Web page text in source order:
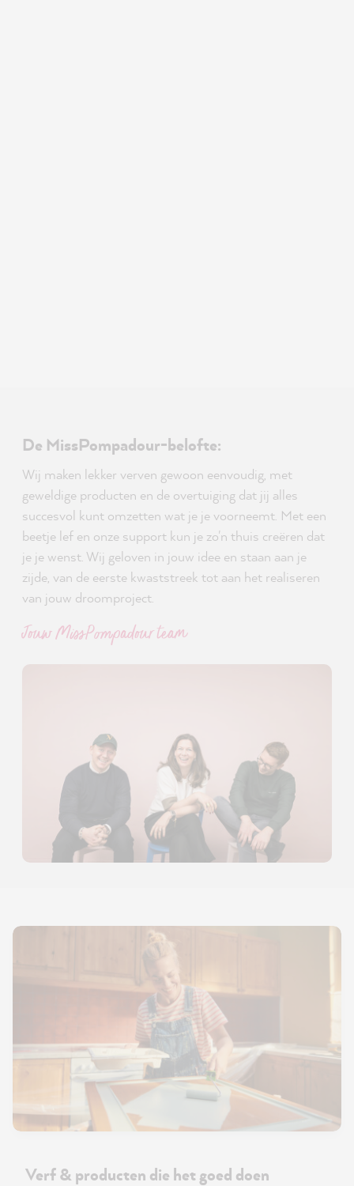
De MissPompadour-belofte:
Wij maken lekker verven gewoon eenvoudig, met
geweldige producten en de overtuiging dat jij alles
succesvol kunt omzetten wat je je voorneemt. Met een
beetje lef en onze support kun je zo'n thuis creëren dat
je je wenst. Wij geloven in jouw idee en staan aan je
zijde, van de eerste kwaststreek tot aan het realiseren
van jouw droomproject.
Jouw MissPompadour team
Verf & producten die het goed doen